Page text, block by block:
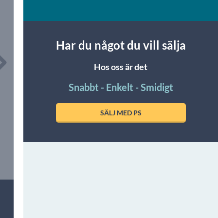
Har du något du vill sälja
Hos oss är det
Snabbt - Enkelt - Smidigt
SÄLJ MED PS